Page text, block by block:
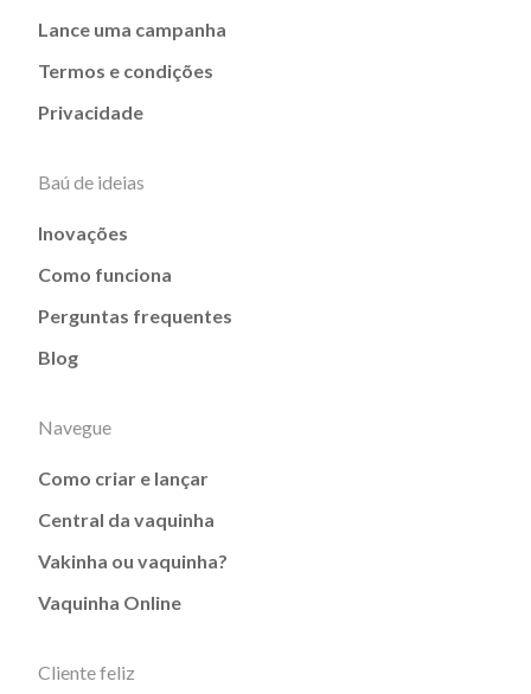
Lance uma campanha
Termos e condições
Privacidade
Baú de ideias
Inovações
Como funciona
Perguntas frequentes
Blog
Navegue
Como criar e lançar
Central da vaquinha
Vakinha ou vaquinha?
Vaquinha Online
Cliente feliz